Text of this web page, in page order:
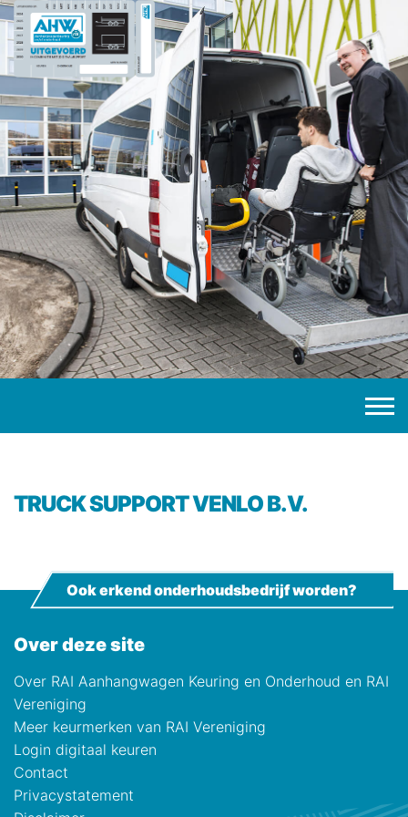
TRUCK SUPPORT VENLO B.V.
Over deze site
Over RAI Aanhangwagen Keuring en Onderhoud en RAI
Vereniging
Meer keurmerken van RAI Vereniging
Login digitaal keuren
Contact
Privacystatement
Ook erkend onderhoudsbedrijf worden?